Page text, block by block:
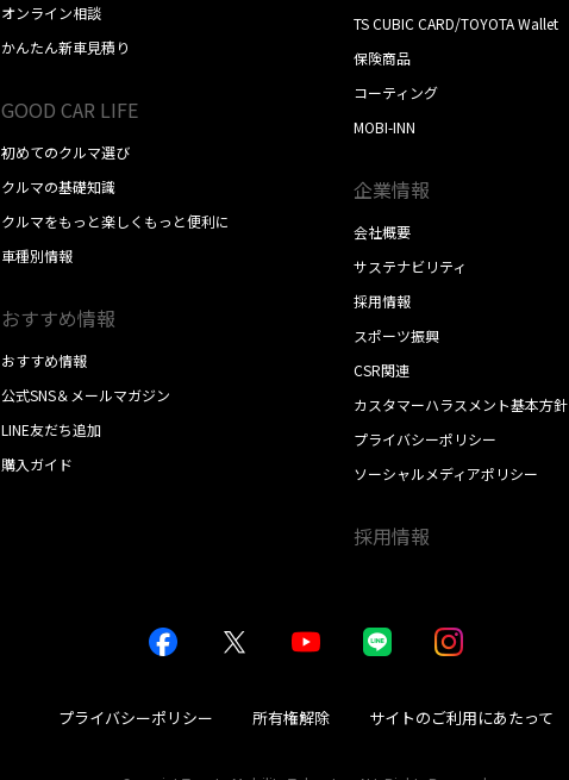
オンライン相談
かんたん新車見積り
GOOD CAR LIFE
初めてのクルマ選び
クルマの基礎知識
クルマをもっと楽しくもっと便利に
車種別情報
おすすめ情報
おすすめ情報
公式SNS＆メールマガジン
LINE友だち追加
購入ガイド
TS CUBIC CARD/TOYOTA Wallet
保険商品
コーティング
MOBI-INN
企業情報
会社概要
サステナビリティ
採用情報
スポーツ振興
CSR関連
カスタマーハラスメント基本方針
プライバシーポリシー
ソーシャルメディアポリシー
採用情報
プライバシーポリシー 所有権解除 サイトのご利用にあたって